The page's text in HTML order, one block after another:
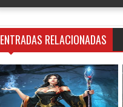
ENTRADAS RELACIONADAS